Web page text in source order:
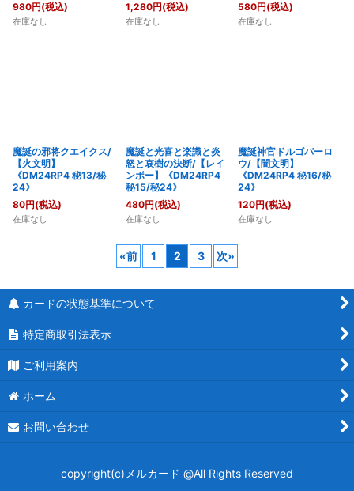
980円(税込)
在庫なし
1,280円(税込)
在庫なし
580円(税込)
在庫なし
魔誕の邪将クエイクス/
【火文明】
《DM24RP4 秘13/秘
24》
80円(税込)
在庫なし
魔誕と光喜と楽識と炎
怒と哀樹の決断/【レイ
ンボー】《DM24RP4
秘15/秘24》
480円(税込)
在庫なし
魔誕神官ドルゴバーロ
ウ/【闇文明】
《DM24RP4 秘16/秘
24》
120円(税込)
在庫なし
«前 1 2 3 次»
カードの状態基準について
特定商取引法表示
ご利用案内
ホーム
お問い合わせ
copyright(c)メルカード @All Rights Reserved